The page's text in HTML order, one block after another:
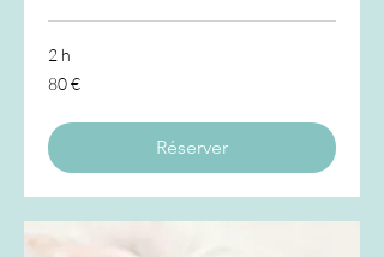
2 h
80
euros
80 €
Réserver